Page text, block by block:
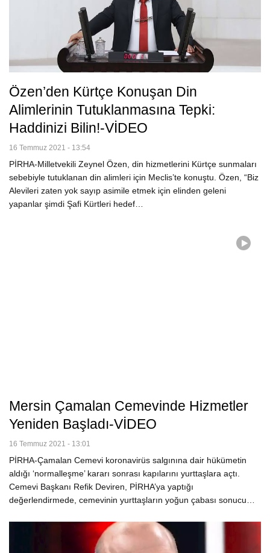
Özen’den Kürtçe Konuşan Din
Alimlerinin Tutuklanmasına Tepki:
Haddinizi Bilin!-VİDEO
16 Temmuz 2021 - 13:54
PİRHA-Milletvekili Zeynel Özen, din hizmetlerini Kürtçe sunmaları
sebebiyle tutuklanan din alimleri için Meclis’te konuştu. Özen, “Biz
Alevileri zaten yok sayıp asimile etmek için elinden geleni
yapanlar şimdi Şafi Kürtleri hedef…
Mersin Çamalan Cemevinde Hizmetler
Yeniden Başladı-VİDEO
16 Temmuz 2021 - 13:01
PİRHA-Çamalan Cemevi koronavirüs salgınına dair hükümetin
aldığı ‘normalleşme’ kararı sonrası kapılarını yurttaşlara açtı.
Cemevi Başkanı Refik Deviren, PİRHA’ya yaptığı
değerlendirmede, cemevinin yurttaşların yoğun çabası sonucu…